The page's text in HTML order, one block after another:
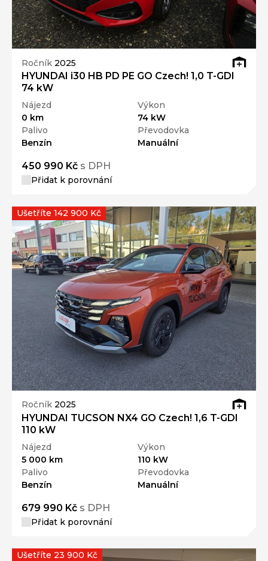
Ročník 2025
HYUNDAI i30 HB PD PE GO Czech! 1,0 T-GDI
74 kW
Nájezd
0 km
Výkon
74 kW
Palivo
Benzín
Převodovka
Manuální
450 990 Kč s DPH
Přidat k porovnání
Ročník 2025
HYUNDAI TUCSON NX4 GO Czech! 1,6 T-GDI
110 kW
Nájezd
5 000 km
Výkon
110 kW
Palivo
Benzín
Převodovka
Manuální
679 990 Kč s DPH
Přidat k porovnání
Ušetříte 142 900 Kč
Ušetříte 23 900 Kč